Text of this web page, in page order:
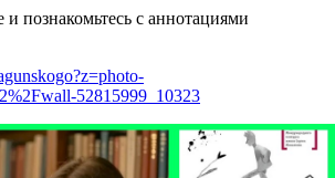
познакомьтесь с аннотациями
52815999_10323